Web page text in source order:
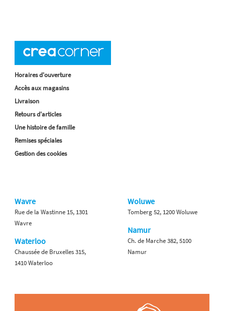
Horaires d'ouverture
Accès aux magasins
Livraison
Retours d'articles
Une histoire de famille
Remises spéciales
Gestion des cookies
Wavre
Rue de la Wastinne 15, 1301
Wavre
Waterloo
Chaussée de Bruxelles 315,
1410 Waterloo
Woluwe
Tomberg 52, 1200 Woluwe
Namur
Ch. de Marche 382, 5100
Namur